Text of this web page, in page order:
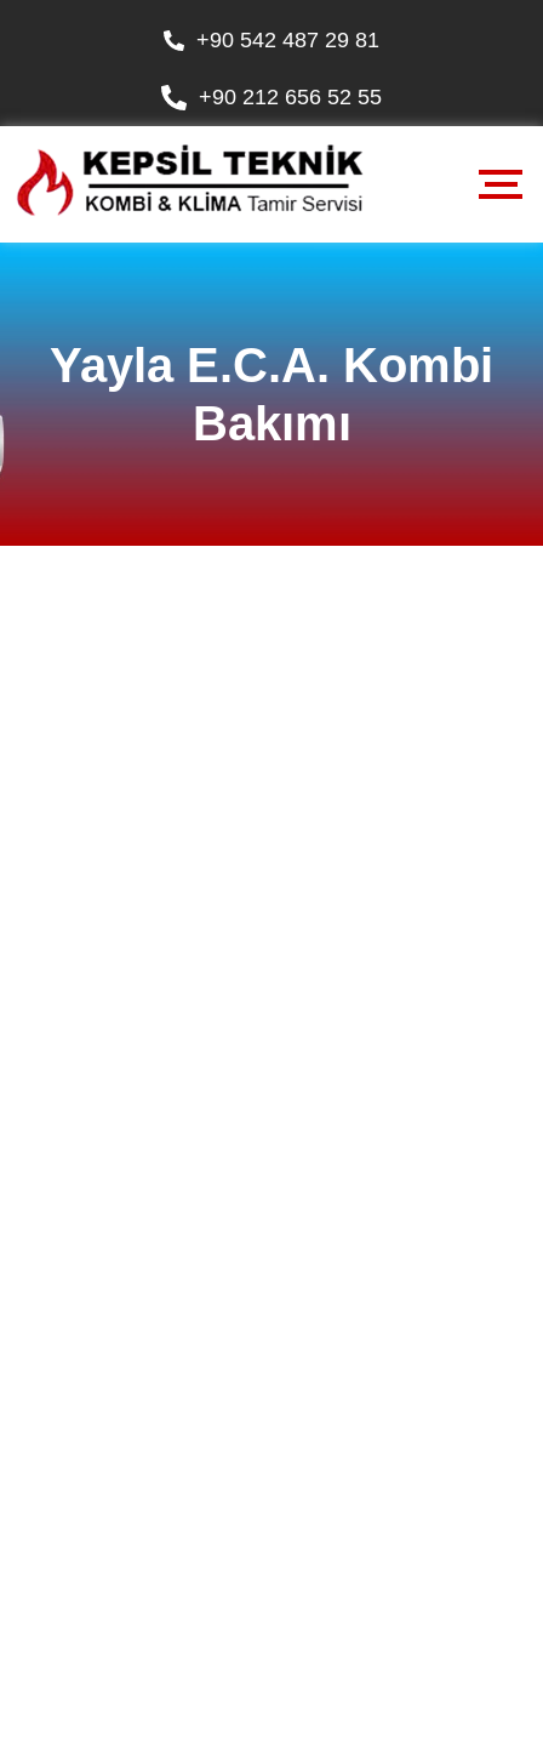
+90 542 487 29 81
+90 212 656 52 55
Yayla E.C.A. Kombi
Bakımı